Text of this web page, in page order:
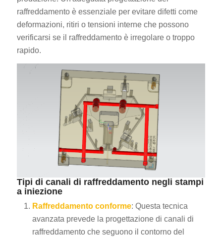
raffreddamento è essenziale per evitare difetti come
deformazioni, ritiri o tensioni interne che possono
verificarsi se il raffreddamento è irregolare o troppo
rapido.
Tipi di canali di raffreddamento negli stampi
a iniezione
Raffreddamento conforme: Questa tecnica
avanzata prevede la progettazione di canali di
raffreddamento che seguono il contorno del